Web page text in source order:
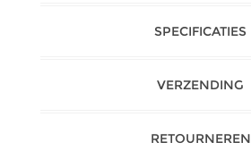
SPECIFICATIES
VERZENDING
RETOURNEREN